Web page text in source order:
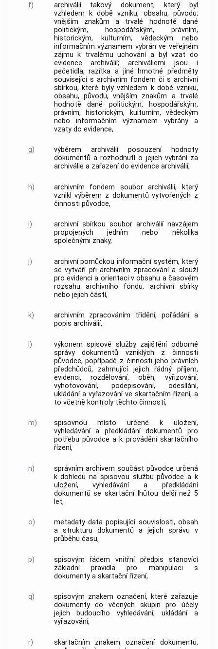
f) archiváliítakovýdokument, který byl
vzhledem k době vzniku, obsahu, původu,
vnějším znakům a trvalé hodnotě dané
politickým, hospodářským, právním,
historickým, kulturním, vědeckým nebo
informačním významem vybrán ve veřejném
zájmu k trvalému uchování a byl vzat do
evidencearchiválií;archiváliemi jsou i
pečetidla, razítka a jiné hmotné předměty
související s archivním fondem či s archivní
sbírkou, které byly vzhledem k době vzniku,
obsahu, původu, vnějším znakům a trvalé
hodnotě dané politickým, hospodářským,
právním, historickým, kulturním, vědeckým
nebo informačním významem vybrány a
vzaty do evidence,
g) výběrem archiváliíposouzení hodnoty
dokumentů a rozhodnutí o jejich vybrání za
archiválie a zařazení do evidence archiválií,
h) archivním fondem souborarchiválií, který
vznikl výběrem z dokumentů vytvořených z
činnosti původce,
i) archivní sbírkou soubor archiváliínavzájem
propojených jedním nebo několika
společnými znaky,
j) archivní pomůckou informační systém, který
se vytváří přiarchivním zpracovánía slouží
pro evidenci a orientaci v obsahu a časovém
rozsahu archivního fondu, archivní sbírky
nebo jejich částí,
k) archivním zpracováním třídění, pořádání a
popis archiválií,
l) výkonem spisové službyzajištění odborné
správydokumentů vzniklých z činnosti
původce, popřípadě z činnosti jeho právních
předchůdců, zahrnující jejich řádný příjem,
evidenci, rozdělování, oběh, vyřizování,
vyhotovování, podepisování, odesílání,
ukládání a vyřazování ve skartačním řízení, a
to včetně kontroly těchto činností,
m)
spisovnou místo určené k uložení,
vyhledávání a předkládánídokumentů pro
potřebu původce a k provádění skartačního
řízení,
n) správním archivem součást původce určená
k dohledu na spisovou službupůvodce a k
uložení, vyhledávání a předkládání
dokumentů seskartační lhůtou delší než 5
let,
o)
metadaty data popisující souvislosti, obsah
a strukturu dokumentů a jejich správu v
průběhu času,
p) spisovým řádem vnitřní předpis stanovící
základní pravidla pro manipulaci s
dokumentya skartační řízení,
q) spisovým znakem označení, které zařazuje
dokumentydo věcných skupin pro účely
jejich budoucího vyhledávání, ukládání a
vyřazování,
r) skartačním znakem označenídokumentu,